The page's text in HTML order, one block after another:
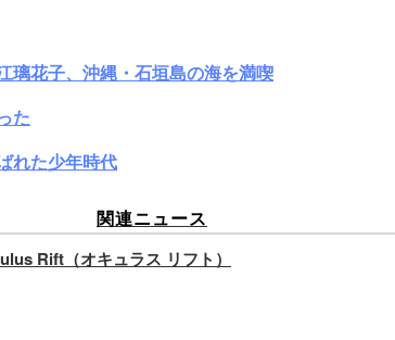
璃花子、沖縄・石垣島の海を満喫
た
れた少年時代
関連ニュース
Rift（オキュラス リフト）